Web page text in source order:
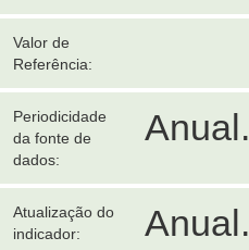
Valor de
Referência:
Periodicidade
da fonte de
dados:
Anual.
Atualização do
indicador:
Anual.